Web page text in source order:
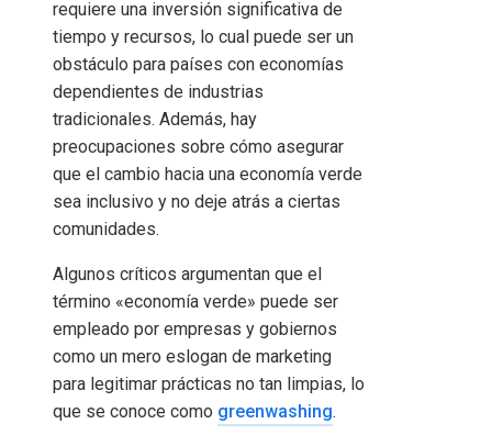
requiere una inversión significativa de
tiempo y recursos, lo cual puede ser un
obstáculo para países con economías
dependientes de industrias
tradicionales. Además, hay
preocupaciones sobre cómo asegurar
que el cambio hacia una economía verde
sea inclusivo y no deje atrás a ciertas
comunidades.
Algunos críticos argumentan que el
término «economía verde» puede ser
empleado por empresas y gobiernos
como un mero eslogan de marketing
para legitimar prácticas no tan limpias, lo
que se conoce como greenwashing.